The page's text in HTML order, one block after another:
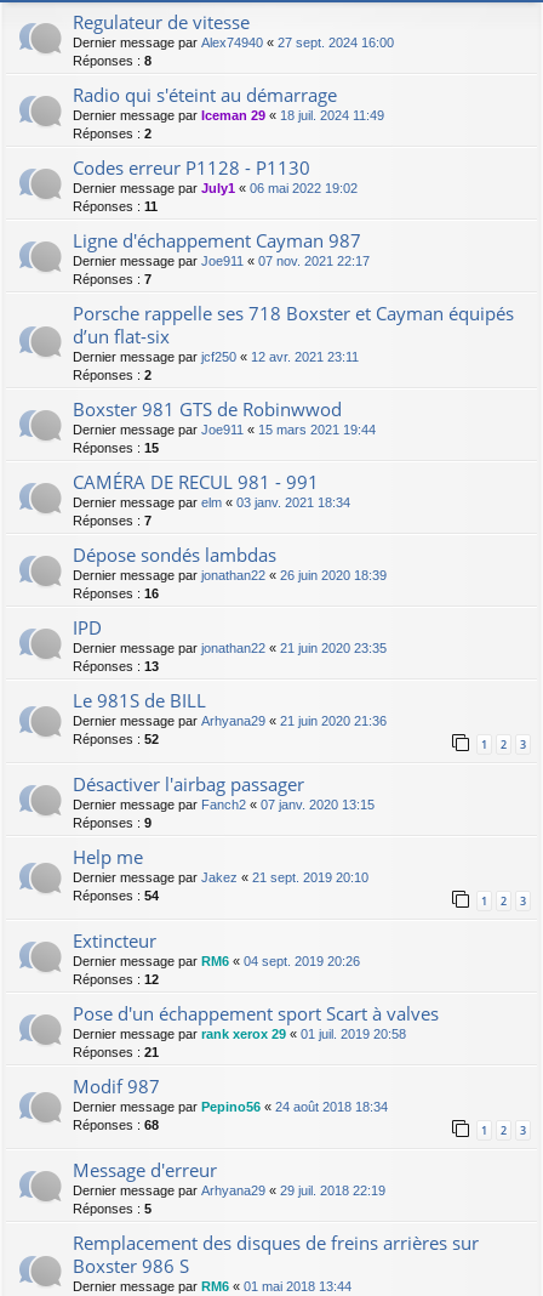
Regulateur de vitesse
Dernier message par Alex74940 « 27 sept. 2024 16:00
Réponses : 8
Radio qui s'éteint au démarrage
Dernier message par Iceman 29 « 18 juil. 2024 11:49
Réponses : 2
Codes erreur P1128 - P1130
Dernier message par July1 « 06 mai 2022 19:02
Réponses : 11
Ligne d'échappement Cayman 987
Dernier message par Joe911 « 07 nov. 2021 22:17
Réponses : 7
Porsche rappelle ses 718 Boxster et Cayman équipés
d’un flat-six
Dernier message par jcf250 « 12 avr. 2021 23:11
Réponses : 2
Boxster 981 GTS de Robinwwod
Dernier message par Joe911 « 15 mars 2021 19:44
Réponses : 15
CAMÉRA DE RECUL 981 - 991
Dernier message par elm « 03 janv. 2021 18:34
Réponses : 7
Dépose sondés lambdas
Dernier message par jonathan22 « 26 juin 2020 18:39
Réponses : 16
IPD
Dernier message par jonathan22 « 21 juin 2020 23:35
Réponses : 13
Le 981S de BILL
Dernier message par Arhyana29 « 21 juin 2020 21:36
Réponses : 52 1 2 3
Désactiver l'airbag passager
Dernier message par Fanch2 « 07 janv. 2020 13:15
Réponses : 9
Help me
Dernier message par Jakez « 21 sept. 2019 20:10
Réponses : 54 1 2 3
Extincteur
Dernier message par RM6 « 04 sept. 2019 20:26
Réponses : 12
Pose d'un échappement sport Scart à valves
Dernier message par rank xerox 29 « 01 juil. 2019 20:58
Réponses : 21
Modif 987
Dernier message par Pepino56 « 24 août 2018 18:34
Réponses : 68 1 2 3
Message d'erreur
Dernier message par Arhyana29 « 29 juil. 2018 22:19
Réponses : 5
Remplacement des disques de freins arrières sur
Boxster 986 S
Dernier message par RM6 « 01 mai 2018 13:44